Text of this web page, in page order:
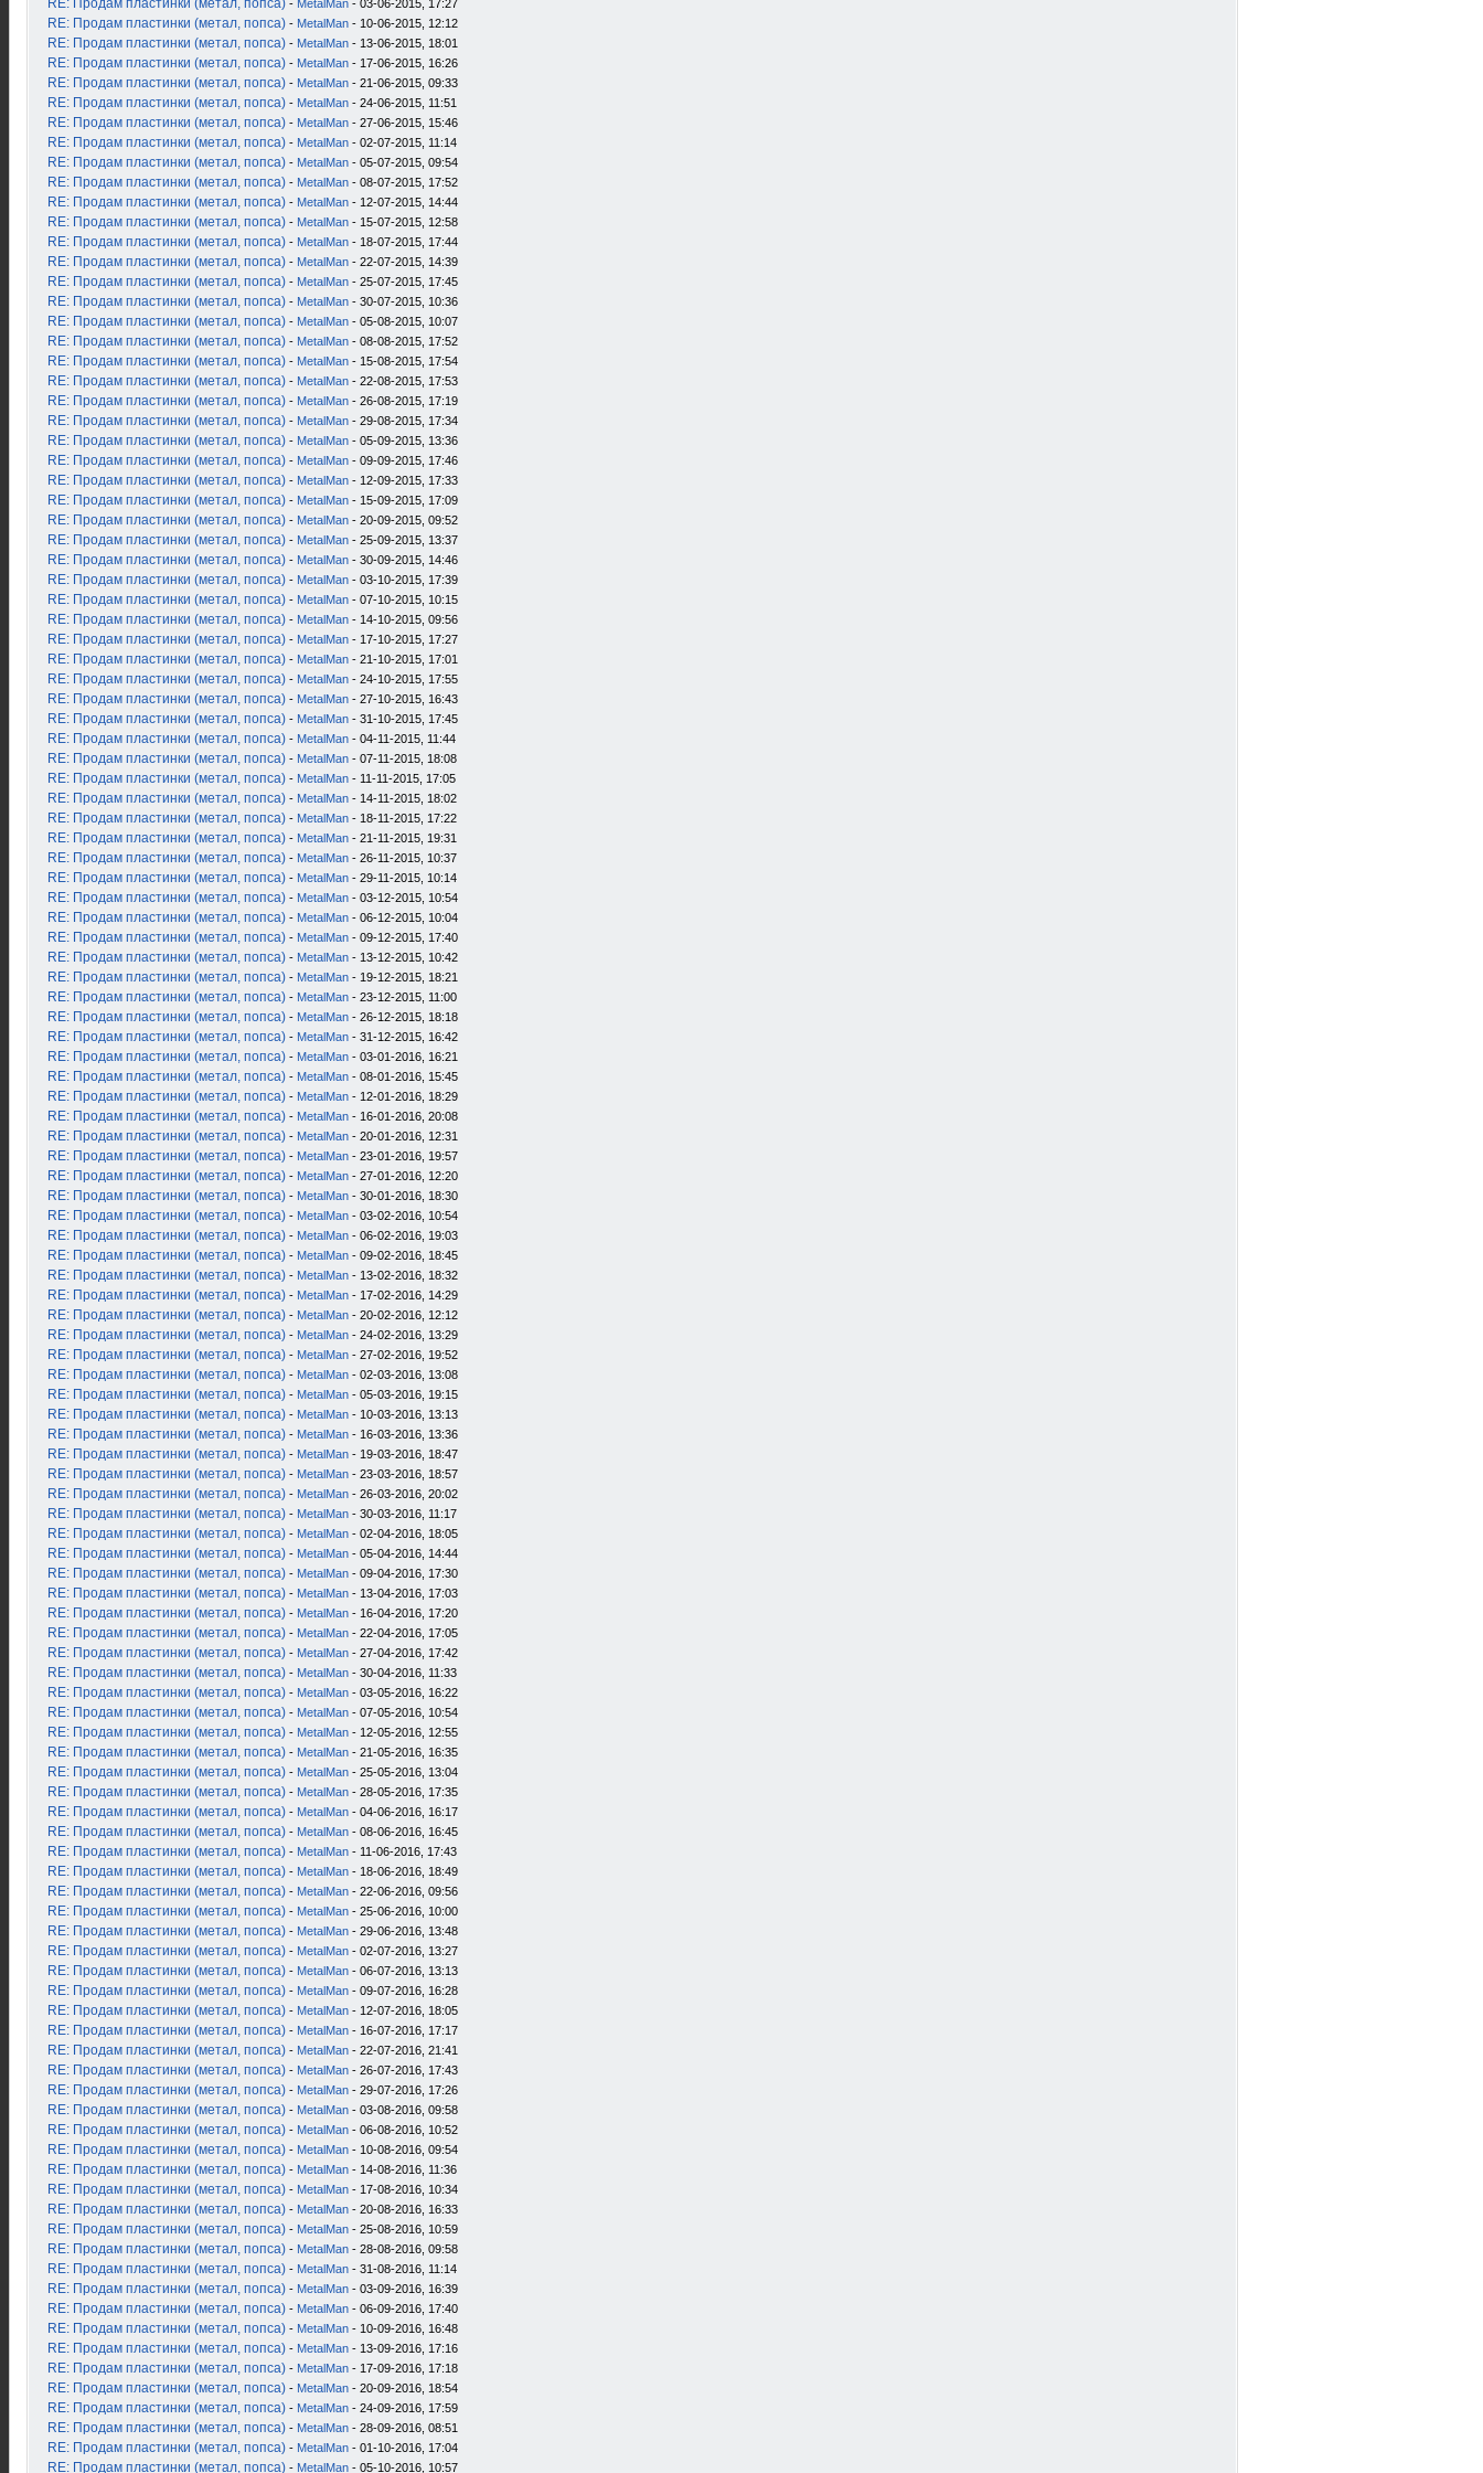
RE: Продам пластинки (метал, попса) - MetalMan - 03-06-2015, 17:27
RE: Продам пластинки (метал, попса) - MetalMan - 10-06-2015, 12:12
RE: Продам пластинки (метал, попса) - MetalMan - 13-06-2015, 18:01
RE: Продам пластинки (метал, попса) - MetalMan - 17-06-2015, 16:26
RE: Продам пластинки (метал, попса) - MetalMan - 21-06-2015, 09:33
RE: Продам пластинки (метал, попса) - MetalMan - 24-06-2015, 11:51
RE: Продам пластинки (метал, попса) - MetalMan - 27-06-2015, 15:46
RE: Продам пластинки (метал, попса) - MetalMan - 02-07-2015, 11:14
RE: Продам пластинки (метал, попса) - MetalMan - 05-07-2015, 09:54
RE: Продам пластинки (метал, попса) - MetalMan - 08-07-2015, 17:52
RE: Продам пластинки (метал, попса) - MetalMan - 12-07-2015, 14:44
RE: Продам пластинки (метал, попса) - MetalMan - 15-07-2015, 12:58
RE: Продам пластинки (метал, попса) - MetalMan - 18-07-2015, 17:44
RE: Продам пластинки (метал, попса) - MetalMan - 22-07-2015, 14:39
RE: Продам пластинки (метал, попса) - MetalMan - 25-07-2015, 17:45
RE: Продам пластинки (метал, попса) - MetalMan - 30-07-2015, 10:36
RE: Продам пластинки (метал, попса) - MetalMan - 05-08-2015, 10:07
RE: Продам пластинки (метал, попса) - MetalMan - 08-08-2015, 17:52
RE: Продам пластинки (метал, попса) - MetalMan - 15-08-2015, 17:54
RE: Продам пластинки (метал, попса) - MetalMan - 22-08-2015, 17:53
RE: Продам пластинки (метал, попса) - MetalMan - 26-08-2015, 17:19
RE: Продам пластинки (метал, попса) - MetalMan - 29-08-2015, 17:34
RE: Продам пластинки (метал, попса) - MetalMan - 05-09-2015, 13:36
RE: Продам пластинки (метал, попса) - MetalMan - 09-09-2015, 17:46
RE: Продам пластинки (метал, попса) - MetalMan - 12-09-2015, 17:33
RE: Продам пластинки (метал, попса) - MetalMan - 15-09-2015, 17:09
RE: Продам пластинки (метал, попса) - MetalMan - 20-09-2015, 09:52
RE: Продам пластинки (метал, попса) - MetalMan - 25-09-2015, 13:37
RE: Продам пластинки (метал, попса) - MetalMan - 30-09-2015, 14:46
RE: Продам пластинки (метал, попса) - MetalMan - 03-10-2015, 17:39
RE: Продам пластинки (метал, попса) - MetalMan - 07-10-2015, 10:15
RE: Продам пластинки (метал, попса) - MetalMan - 14-10-2015, 09:56
RE: Продам пластинки (метал, попса) - MetalMan - 17-10-2015, 17:27
RE: Продам пластинки (метал, попса) - MetalMan - 21-10-2015, 17:01
RE: Продам пластинки (метал, попса) - MetalMan - 24-10-2015, 17:55
RE: Продам пластинки (метал, попса) - MetalMan - 27-10-2015, 16:43
RE: Продам пластинки (метал, попса) - MetalMan - 31-10-2015, 17:45
RE: Продам пластинки (метал, попса) - MetalMan - 04-11-2015, 11:44
RE: Продам пластинки (метал, попса) - MetalMan - 07-11-2015, 18:08
RE: Продам пластинки (метал, попса) - MetalMan - 11-11-2015, 17:05
RE: Продам пластинки (метал, попса) - MetalMan - 14-11-2015, 18:02
RE: Продам пластинки (метал, попса) - MetalMan - 18-11-2015, 17:22
RE: Продам пластинки (метал, попса) - MetalMan - 21-11-2015, 19:31
RE: Продам пластинки (метал, попса) - MetalMan - 26-11-2015, 10:37
RE: Продам пластинки (метал, попса) - MetalMan - 29-11-2015, 10:14
RE: Продам пластинки (метал, попса) - MetalMan - 03-12-2015, 10:54
RE: Продам пластинки (метал, попса) - MetalMan - 06-12-2015, 10:04
RE: Продам пластинки (метал, попса) - MetalMan - 09-12-2015, 17:40
RE: Продам пластинки (метал, попса) - MetalMan - 13-12-2015, 10:42
RE: Продам пластинки (метал, попса) - MetalMan - 19-12-2015, 18:21
RE: Продам пластинки (метал, попса) - MetalMan - 23-12-2015, 11:00
RE: Продам пластинки (метал, попса) - MetalMan - 26-12-2015, 18:18
RE: Продам пластинки (метал, попса) - MetalMan - 31-12-2015, 16:42
RE: Продам пластинки (метал, попса) - MetalMan - 03-01-2016, 16:21
RE: Продам пластинки (метал, попса) - MetalMan - 08-01-2016, 15:45
RE: Продам пластинки (метал, попса) - MetalMan - 12-01-2016, 18:29
RE: Продам пластинки (метал, попса) - MetalMan - 16-01-2016, 20:08
RE: Продам пластинки (метал, попса) - MetalMan - 20-01-2016, 12:31
RE: Продам пластинки (метал, попса) - MetalMan - 23-01-2016, 19:57
RE: Продам пластинки (метал, попса) - MetalMan - 27-01-2016, 12:20
RE: Продам пластинки (метал, попса) - MetalMan - 30-01-2016, 18:30
RE: Продам пластинки (метал, попса) - MetalMan - 03-02-2016, 10:54
RE: Продам пластинки (метал, попса) - MetalMan - 06-02-2016, 19:03
RE: Продам пластинки (метал, попса) - MetalMan - 09-02-2016, 18:45
RE: Продам пластинки (метал, попса) - MetalMan - 13-02-2016, 18:32
RE: Продам пластинки (метал, попса) - MetalMan - 17-02-2016, 14:29
RE: Продам пластинки (метал, попса) - MetalMan - 20-02-2016, 12:12
RE: Продам пластинки (метал, попса) - MetalMan - 24-02-2016, 13:29
RE: Продам пластинки (метал, попса) - MetalMan - 27-02-2016, 19:52
RE: Продам пластинки (метал, попса) - MetalMan - 02-03-2016, 13:08
RE: Продам пластинки (метал, попса) - MetalMan - 05-03-2016, 19:15
RE: Продам пластинки (метал, попса) - MetalMan - 10-03-2016, 13:13
RE: Продам пластинки (метал, попса) - MetalMan - 16-03-2016, 13:36
RE: Продам пластинки (метал, попса) - MetalMan - 19-03-2016, 18:47
RE: Продам пластинки (метал, попса) - MetalMan - 23-03-2016, 18:57
RE: Продам пластинки (метал, попса) - MetalMan - 26-03-2016, 20:02
RE: Продам пластинки (метал, попса) - MetalMan - 30-03-2016, 11:17
RE: Продам пластинки (метал, попса) - MetalMan - 02-04-2016, 18:05
RE: Продам пластинки (метал, попса) - MetalMan - 05-04-2016, 14:44
RE: Продам пластинки (метал, попса) - MetalMan - 09-04-2016, 17:30
RE: Продам пластинки (метал, попса) - MetalMan - 13-04-2016, 17:03
RE: Продам пластинки (метал, попса) - MetalMan - 16-04-2016, 17:20
RE: Продам пластинки (метал, попса) - MetalMan - 22-04-2016, 17:05
RE: Продам пластинки (метал, попса) - MetalMan - 27-04-2016, 17:42
RE: Продам пластинки (метал, попса) - MetalMan - 30-04-2016, 11:33
RE: Продам пластинки (метал, попса) - MetalMan - 03-05-2016, 16:22
RE: Продам пластинки (метал, попса) - MetalMan - 07-05-2016, 10:54
RE: Продам пластинки (метал, попса) - MetalMan - 12-05-2016, 12:55
RE: Продам пластинки (метал, попса) - MetalMan - 21-05-2016, 16:35
RE: Продам пластинки (метал, попса) - MetalMan - 25-05-2016, 13:04
RE: Продам пластинки (метал, попса) - MetalMan - 28-05-2016, 17:35
RE: Продам пластинки (метал, попса) - MetalMan - 04-06-2016, 16:17
RE: Продам пластинки (метал, попса) - MetalMan - 08-06-2016, 16:45
RE: Продам пластинки (метал, попса) - MetalMan - 11-06-2016, 17:43
RE: Продам пластинки (метал, попса) - MetalMan - 18-06-2016, 18:49
RE: Продам пластинки (метал, попса) - MetalMan - 22-06-2016, 09:56
RE: Продам пластинки (метал, попса) - MetalMan - 25-06-2016, 10:00
RE: Продам пластинки (метал, попса) - MetalMan - 29-06-2016, 13:48
RE: Продам пластинки (метал, попса) - MetalMan - 02-07-2016, 13:27
RE: Продам пластинки (метал, попса) - MetalMan - 06-07-2016, 13:13
RE: Продам пластинки (метал, попса) - MetalMan - 09-07-2016, 16:28
RE: Продам пластинки (метал, попса) - MetalMan - 12-07-2016, 18:05
RE: Продам пластинки (метал, попса) - MetalMan - 16-07-2016, 17:17
RE: Продам пластинки (метал, попса) - MetalMan - 22-07-2016, 21:41
RE: Продам пластинки (метал, попса) - MetalMan - 26-07-2016, 17:43
RE: Продам пластинки (метал, попса) - MetalMan - 29-07-2016, 17:26
RE: Продам пластинки (метал, попса) - MetalMan - 03-08-2016, 09:58
RE: Продам пластинки (метал, попса) - MetalMan - 06-08-2016, 10:52
RE: Продам пластинки (метал, попса) - MetalMan - 10-08-2016, 09:54
RE: Продам пластинки (метал, попса) - MetalMan - 14-08-2016, 11:36
RE: Продам пластинки (метал, попса) - MetalMan - 17-08-2016, 10:34
RE: Продам пластинки (метал, попса) - MetalMan - 20-08-2016, 16:33
RE: Продам пластинки (метал, попса) - MetalMan - 25-08-2016, 10:59
RE: Продам пластинки (метал, попса) - MetalMan - 28-08-2016, 09:58
RE: Продам пластинки (метал, попса) - MetalMan - 31-08-2016, 11:14
RE: Продам пластинки (метал, попса) - MetalMan - 03-09-2016, 16:39
RE: Продам пластинки (метал, попса) - MetalMan - 06-09-2016, 17:40
RE: Продам пластинки (метал, попса) - MetalMan - 10-09-2016, 16:48
RE: Продам пластинки (метал, попса) - MetalMan - 13-09-2016, 17:16
RE: Продам пластинки (метал, попса) - MetalMan - 17-09-2016, 17:18
RE: Продам пластинки (метал, попса) - MetalMan - 20-09-2016, 18:54
RE: Продам пластинки (метал, попса) - MetalMan - 24-09-2016, 17:59
RE: Продам пластинки (метал, попса) - MetalMan - 28-09-2016, 08:51
RE: Продам пластинки (метал, попса) - MetalMan - 01-10-2016, 17:04
RE: Продам пластинки (метал, попса) - MetalMan - 05-10-2016, 10:57